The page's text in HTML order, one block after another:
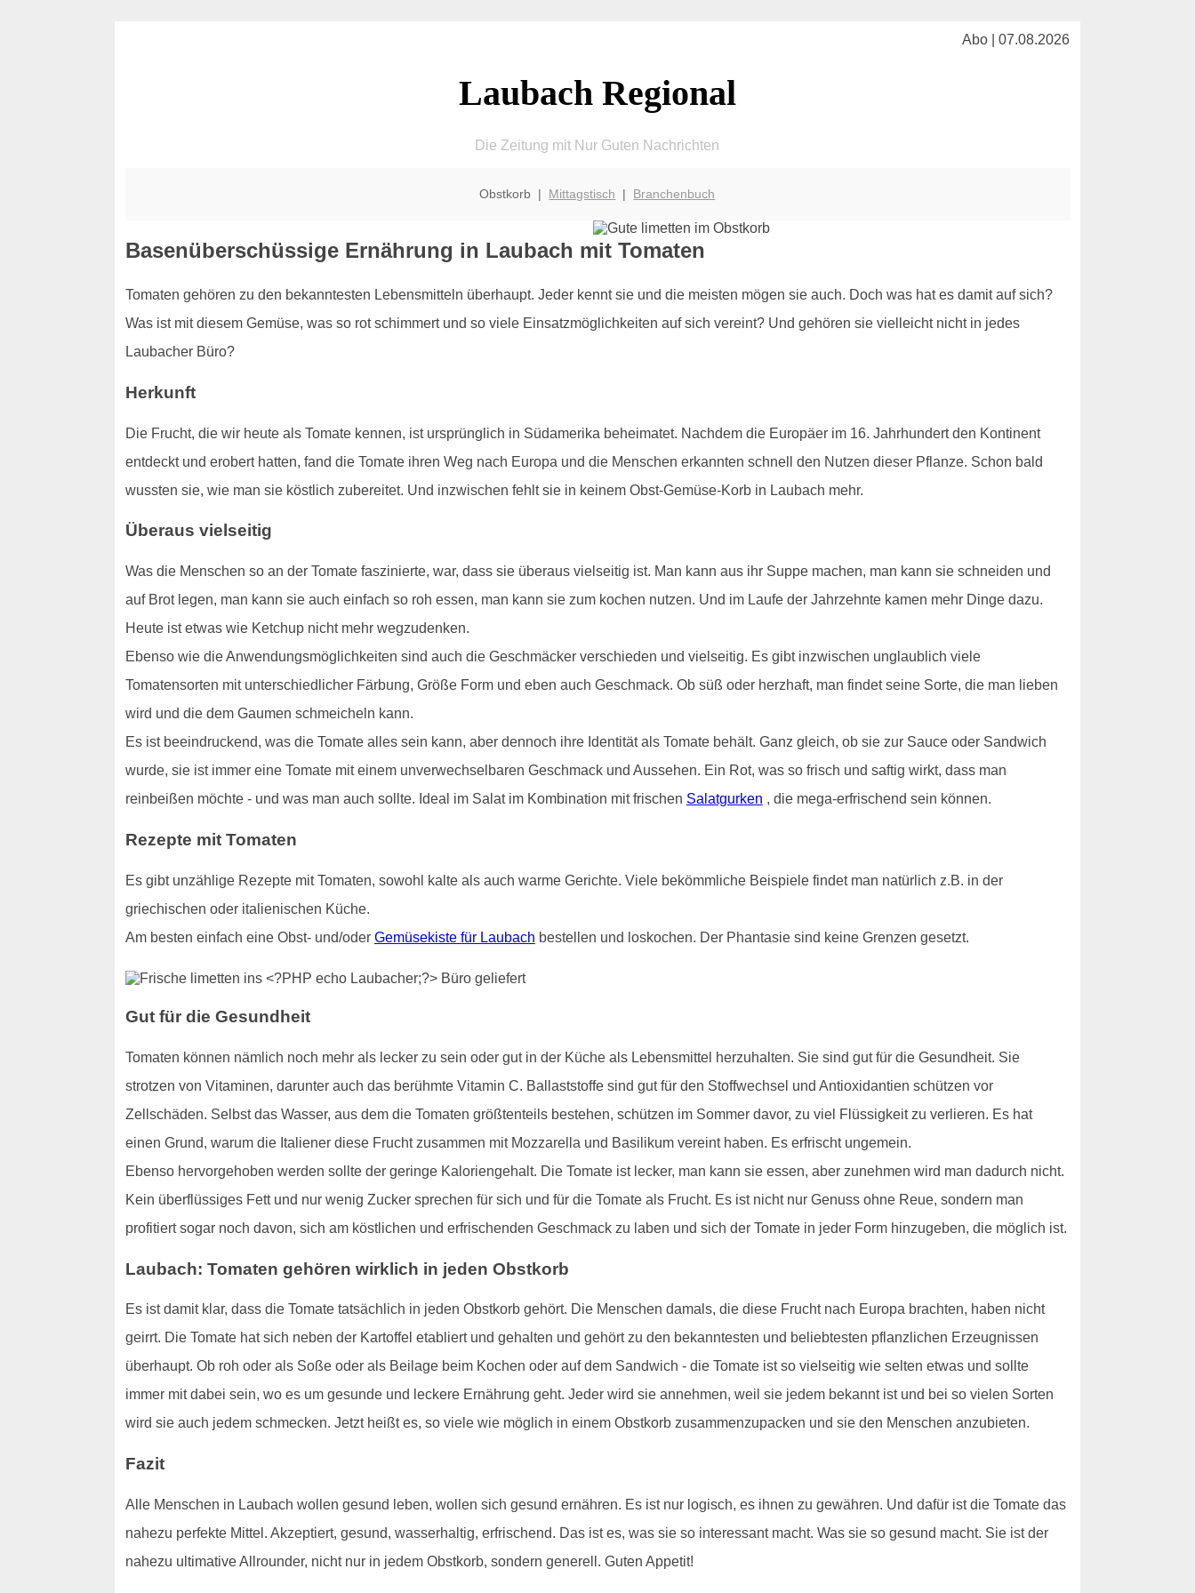
Abo | 07.08.2026
Laubach Regional
Die Zeitung mit Nur Guten Nachrichten
Obstkorb | Mittagstisch | Branchenbuch
Basenüberschüssige Ernährung in Laubach mit Tomaten
Tomaten gehören zu den bekanntesten Lebensmitteln überhaupt. Jeder kennt sie und die meisten mögen sie auch. Doch was hat es damit auf sich?
Was ist mit diesem Gemüse, was so rot schimmert und so viele Einsatzmöglichkeiten auf sich vereint? Und gehören sie vielleicht nicht in jedes
Laubacher Büro?
Herkunft
Die Frucht, die wir heute als Tomate kennen, ist ursprünglich in Südamerika beheimatet. Nachdem die Europäer im 16. Jahrhundert den Kontinent
entdeckt und erobert hatten, fand die Tomate ihren Weg nach Europa und die Menschen erkannten schnell den Nutzen dieser Pflanze. Schon bald
wussten sie, wie man sie köstlich zubereitet. Und inzwischen fehlt sie in keinem Obst-Gemüse-Korb in Laubach mehr.
Überaus vielseitig
Was die Menschen so an der Tomate faszinierte, war, dass sie überaus vielseitig ist. Man kann aus ihr Suppe machen, man kann sie schneiden und
auf Brot legen, man kann sie auch einfach so roh essen, man kann sie zum kochen nutzen. Und im Laufe der Jahrzehnte kamen mehr Dinge dazu.
Heute ist etwas wie Ketchup nicht mehr wegzudenken.
Ebenso wie die Anwendungsmöglichkeiten sind auch die Geschmäcker verschieden und vielseitig. Es gibt inzwischen unglaublich viele
Tomatensorten mit unterschiedlicher Färbung, Größe Form und eben auch Geschmack. Ob süß oder herzhaft, man findet seine Sorte, die man lieben
wird und die dem Gaumen schmeicheln kann.
Es ist beeindruckend, was die Tomate alles sein kann, aber dennoch ihre Identität als Tomate behält. Ganz gleich, ob sie zur Sauce oder Sandwich
wurde, sie ist immer eine Tomate mit einem unverwechselbaren Geschmack und Aussehen. Ein Rot, was so frisch und saftig wirkt, dass man
reinbeißen möchte - und was man auch sollte. Ideal im Salat im Kombination mit frischen Salatgurken , die mega-erfrischend sein können.
Rezepte mit Tomaten
Es gibt unzählige Rezepte mit Tomaten, sowohl kalte als auch warme Gerichte. Viele bekömmliche Beispiele findet man natürlich z.B. in der
griechischen oder italienischen Küche.
Am besten einfach eine Obst- und/oder Gemüsekiste für Laubach bestellen und loskochen. Der Phantasie sind keine Grenzen gesetzt.
Gut für die Gesundheit
Tomaten können nämlich noch mehr als lecker zu sein oder gut in der Küche als Lebensmittel herzuhalten. Sie sind gut für die Gesundheit. Sie
strotzen von Vitaminen, darunter auch das berühmte Vitamin C. Ballaststoffe sind gut für den Stoffwechsel und Antioxidantien schützen vor
Zellschäden. Selbst das Wasser, aus dem die Tomaten größtenteils bestehen, schützen im Sommer davor, zu viel Flüssigkeit zu verlieren. Es hat
einen Grund, warum die Italiener diese Frucht zusammen mit Mozzarella und Basilikum vereint haben. Es erfrischt ungemein.
Ebenso hervorgehoben werden sollte der geringe Kaloriengehalt. Die Tomate ist lecker, man kann sie essen, aber zunehmen wird man dadurch nicht.
Kein überflüssiges Fett und nur wenig Zucker sprechen für sich und für die Tomate als Frucht. Es ist nicht nur Genuss ohne Reue, sondern man
profitiert sogar noch davon, sich am köstlichen und erfrischenden Geschmack zu laben und sich der Tomate in jeder Form hinzugeben, die möglich ist.
Laubach: Tomaten gehören wirklich in jeden Obstkorb
Es ist damit klar, dass die Tomate tatsächlich in jeden Obstkorb gehört. Die Menschen damals, die diese Frucht nach Europa brachten, haben nicht
geirrt. Die Tomate hat sich neben der Kartoffel etabliert und gehalten und gehört zu den bekanntesten und beliebtesten pflanzlichen Erzeugnissen
überhaupt. Ob roh oder als Soße oder als Beilage beim Kochen oder auf dem Sandwich - die Tomate ist so vielseitig wie selten etwas und sollte
immer mit dabei sein, wo es um gesunde und leckere Ernährung geht. Jeder wird sie annehmen, weil sie jedem bekannt ist und bei so vielen Sorten
wird sie auch jedem schmecken. Jetzt heißt es, so viele wie möglich in einem Obstkorb zusammenzupacken und sie den Menschen anzubieten.
Fazit
Alle Menschen in Laubach wollen gesund leben, wollen sich gesund ernähren. Es ist nur logisch, es ihnen zu gewähren. Und dafür ist die Tomate das
nahezu perfekte Mittel. Akzeptiert, gesund, wasserhaltig, erfrischend. Das ist es, was sie so interessant macht. Was sie so gesund macht. Sie ist der
nahezu ultimative Allrounder, nicht nur in jedem Obstkorb, sondern generell. Guten Appetit!